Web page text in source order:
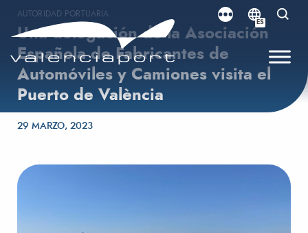
ES
AUTORIDAD PORTUARIA
Una delegación de la Asociación
Española de Fabricantes de
Automóviles y Camiones visita el
Puerto de València
Publicado el
29 MARZO, 2023